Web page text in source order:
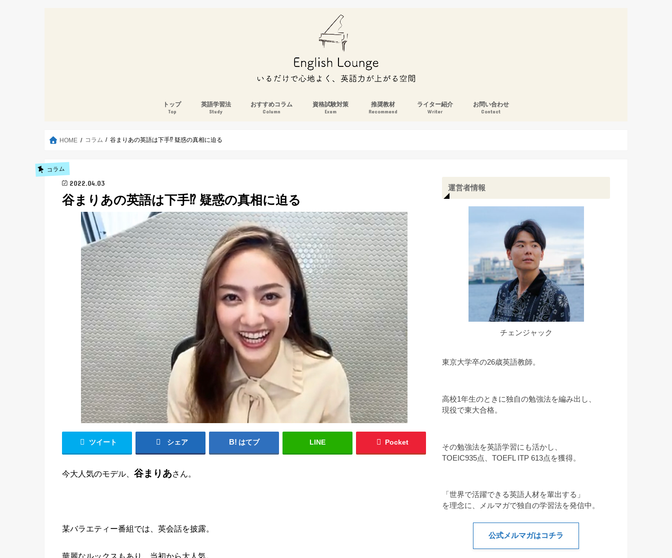
トップ
Top
英語学習法
Study
おすすめコラム
Column
資格試験対策
Exam
推奨教材
Recommend
ライター紹介
Writer
お問い合わせ
Contact
HOME コラム 谷まりあの英語は下手⁉︎ 疑惑の真相に迫る
コラム
2022.04.03
谷まりあの英語は下手⁉︎ 疑惑の真相に迫る
ツイート シェア はてブ LINE Pocket
今大人気のモデル、 谷まりあさん。
某バラエティー番組では、英会話を披露。
華麗なルックスもあり、当初から大人気。
運営者情報
チェンジャック
東京大学卒の26歳英語教師。
高校1年生のときに独自の勉強法を編み出し、
現役で東大合格。
その勉強法を英語学習にも活かし、
TOEIC935点、TOEFL ITP 613点を獲得。
「世界で活躍できる英語人材を輩出する」
を理念に、メルマガで独自の学習法を発信中。
公式メルマガはコチラ